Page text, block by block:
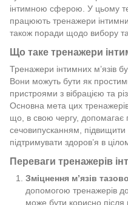
інтимною сферою. У цьому
працюють тренажери
також поради щодо вибору
Що таке тренажери
Тренажери інтимних м’язів
Вони можуть бути як
пристроями з вібрацією та
Основна мета цих
що, в свою чергу, допомагає
сечовипусканням,
підтримувати здоров’я в
Переваги тренажерів
Зміцнення м’язів
допомогою тренажерів
може бути корисно після